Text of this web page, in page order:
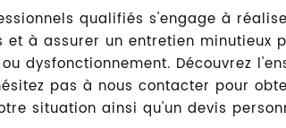
qualifiés s'engage à
à assurer un entretien minutieux
dysfonctionnement. Découvrez
pas à nous contacter pour
situation ainsi qu'un devis